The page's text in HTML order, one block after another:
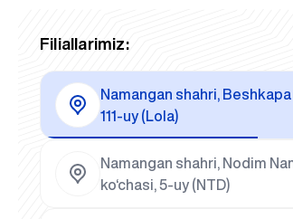
Filiallarimiz:
Namangan shahri, Beshkapa
111-uy (Lola)
Namangan shahri, Nodim
ko‘chasi, 5-uy (NTD)